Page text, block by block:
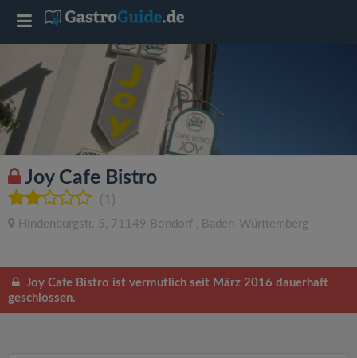
Joy Cafe Bistro
(1)
Hindenburgstr. 5 , 71149 Bondorf , Baden-Württemberg
Joy Cafe Bistro ist vermutlich seit März 2016 dauerhaft
geschlossen.
T
o
g
l
e
a